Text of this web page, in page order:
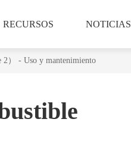
RECURSOS NOTICIAS
2） - Uso y mantenimiento